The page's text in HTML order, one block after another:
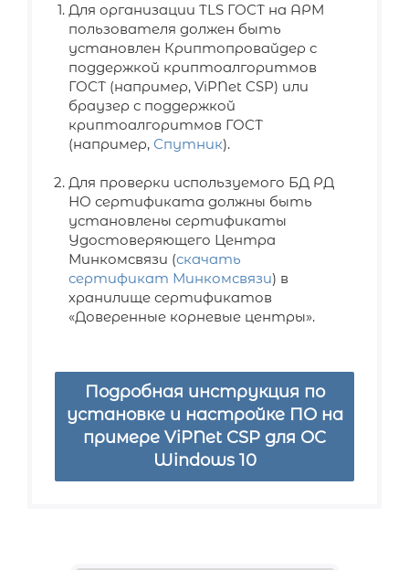
Для организации TLS ГОСТ на АРМ
пользователя должен быть
установлен Криптопровайдер с
поддержкой криптоалгоритмов
ГОСТ (например, ViPNet CSP) или
браузер с поддержкой
криптоалгоритмов ГОСТ
(например, Спутник).
Для проверки используемого БД РД
НО сертификата должны быть
установлены сертификаты
Удостоверяющего Центра
Минкомсвязи (скачать
сертификат Минкомсвязи) в
хранилище сертификатов
«Доверенные корневые центры».
Подробная инструкция по
установке и настройке ПО на
примере ViPNet CSP для ОС
Windows 10